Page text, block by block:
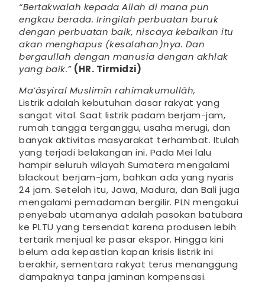
“Bertakwalah kepada Allah di mana pun
engkau berada. Iringilah perbuatan buruk
dengan perbuatan baik, niscaya kebaikan itu
akan menghapus (kesalahan)nya. Dan
bergaullah dengan manusia dengan akhlak
yang baik.” (HR. Tirmidzi)
Ma’âsyiral Muslimîn rahimakumullâh,
Listrik adalah kebutuhan dasar rakyat yang
sangat vital. Saat listrik padam berjam-jam,
rumah tangga terganggu, usaha merugi, dan
banyak aktivitas masyarakat terhambat. Itulah
yang terjadi belakangan ini. Pada Mei lalu
hampir seluruh wilayah Sumatera mengalami
blackout berjam-jam, bahkan ada yang nyaris
24 jam. Setelah itu, Jawa, Madura, dan Bali juga
mengalami pemadaman bergilir. PLN mengakui
penyebab utamanya adalah pasokan batubara
ke PLTU yang tersendat karena produsen lebih
tertarik menjual ke pasar ekspor. Hingga kini
belum ada kepastian kapan krisis listrik ini
berakhir, sementara rakyat terus menanggung
dampaknya tanpa jaminan kompensasi.